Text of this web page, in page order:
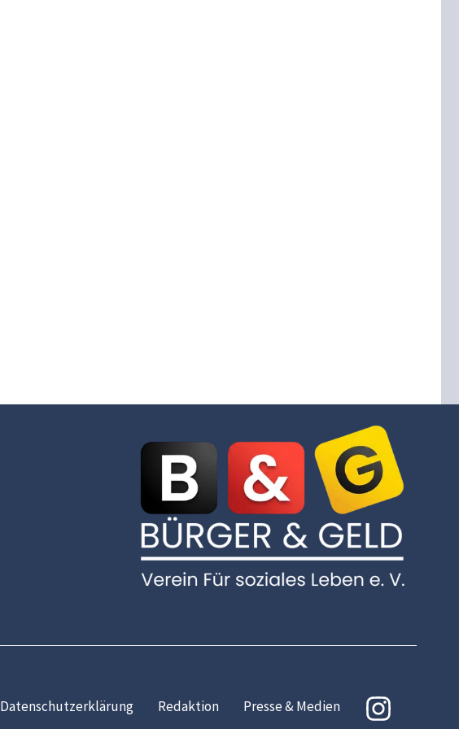
Datenschutzerklärung Redaktion Presse & Medien